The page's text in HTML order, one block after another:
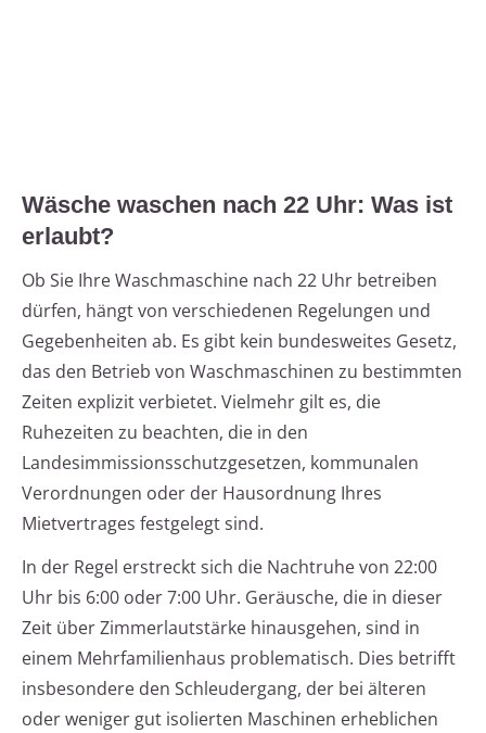
Wäsche waschen nach 22 Uhr: Was ist
erlaubt?
Ob Sie Ihre Waschmaschine nach 22 Uhr betreiben
dürfen, hängt von verschiedenen Regelungen und
Gegebenheiten ab. Es gibt kein bundesweites Gesetz,
das den Betrieb von Waschmaschinen zu bestimmten
Zeiten explizit verbietet. Vielmehr gilt es, die
Ruhezeiten zu beachten, die in den
Landesimmissionsschutzgesetzen, kommunalen
Verordnungen oder der Hausordnung Ihres
Mietvertrages festgelegt sind.
In der Regel erstreckt sich die Nachtruhe von 22:00
Uhr bis 6:00 oder 7:00 Uhr. Geräusche, die in dieser
Zeit über Zimmerlautstärke hinausgehen, sind in
einem Mehrfamilienhaus problematisch. Dies betrifft
insbesondere den Schleudergang, der bei älteren
oder weniger gut isolierten Maschinen erheblichen